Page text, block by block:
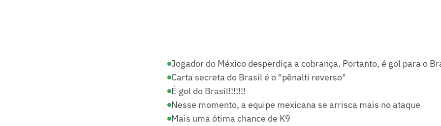
Jogador do México desperdiça a cobrança. Portanto, é gol para o
Carta secreta do Brasil é o "pênalti reverso"
É gol do Brasil!!!!!!!
Nesse momento, a equipe mexicana se arrisca mais no ataque
Mais uma ótima chance de K9